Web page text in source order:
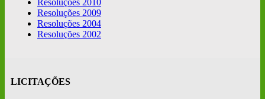
Resoluções 2010
Resoluções 2009
Resoluções 2004
Resoluções 2002
LICITAÇÕES